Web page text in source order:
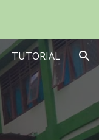
TUTORIAL